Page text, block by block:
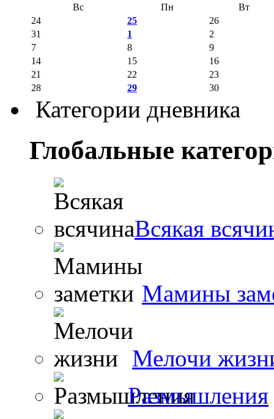
Вс
Пн
Вт
24
25
26
31
1
2
7
8
9
14
15
16
21
22
23
28
29 30
Категории дневника
Глобальные
Всякая
Мамины
Мелочи
Размышления